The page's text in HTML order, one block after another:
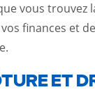
vous trouvez
vos finances et
ET